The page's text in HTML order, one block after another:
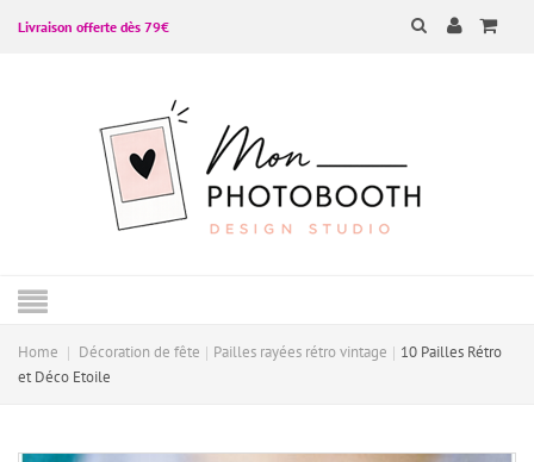
Livraison offerte dès 79€
Home Décoration de fête Pailles rayées rétro vintage
10 Pailles Rétro
et Déco Etoile